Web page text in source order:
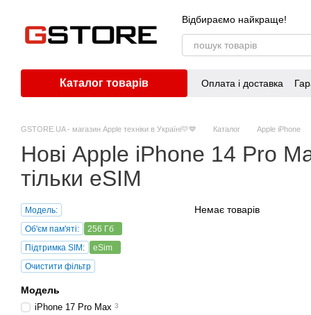
Відбираємо найкраще!
Каталог товарів Оплата і доставка
GSTORE.UA - магазин Apple техніки в Україні💛💙 Каталог Apple iPhone
Нові Apple iPhone 14 Pro
тільки eSIM
Немає товарів
Модель:
Об'єм пам'яті:
256 Гб
Підтримка SIM:
eSim
Очистити фільтр
Модель
iPhone 17 Pro Max 3